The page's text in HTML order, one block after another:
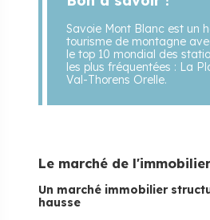
Savoie Mont Blanc est un
tourisme de montagne
le top 10 mondial des
les plus fréquentées : La
Val-Thorens Orelle.
Le marché de
Un marché immobilier
hausse